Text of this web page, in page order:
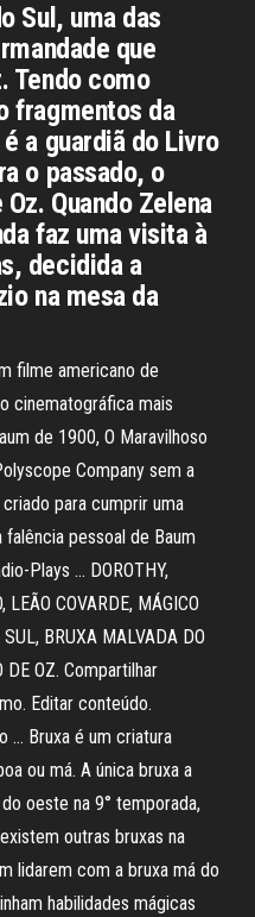
Sul, uma das
que
Tendo como
fragmentos da
a guardiã do Livro
o passado, o
Quando Zelena
faz uma visita à
decidida a
na mesa da
filme americano de
cinematográfica mais
de 1900, O Maravilhoso
Company sem a
para cumprir uma
pessoal de Baum
Plays … DOROTHY,
COVARDE, MÁGICO
BRUXA MALVADA DO
DE OZ. Compartilhar
Editar conteúdo.
… Bruxa é um criatura
ou má. A única bruxa a
oeste na 9° temporada,
outras bruxas na
lidarem com a bruxa má do
habilidades mágicas